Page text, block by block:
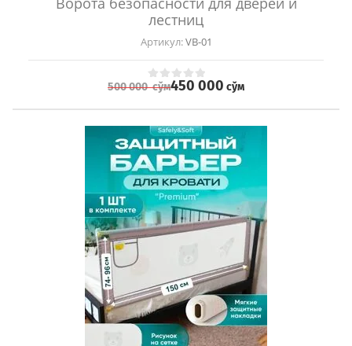
лестниц
Артикул:VB-01
500 000сўм450 000 сўм